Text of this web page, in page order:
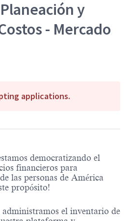
y
- Mercado
applications.
democratizando el
financieros para
las personas de América
propósito!
el inventario de